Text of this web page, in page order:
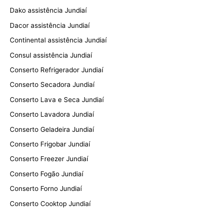
Dako assistência Jundiaí
Dacor assistência Jundiaí
Continental assistência Jundiaí
Consul assistência Jundiaí
Conserto Refrigerador Jundiaí
Conserto Secadora Jundiaí
Conserto Lava e Seca Jundiaí
Conserto Lavadora Jundiaí
Conserto Geladeira Jundiaí
Conserto Frigobar Jundiaí
Conserto Freezer Jundiaí
Conserto Fogão Jundiaí
Conserto Forno Jundiaí
Conserto Cooktop Jundiaí